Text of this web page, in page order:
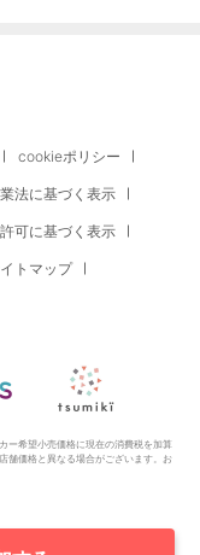
cookieポリシー
法に基づく表示
可に基づく表示
トマップ
ー希望小売価格に現在の消費税を加算
舗価格と異なる場合がございます。お